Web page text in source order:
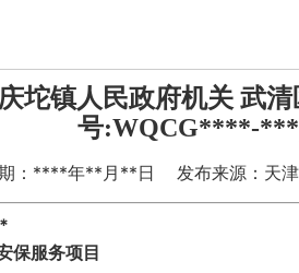
坨镇人民政府机关 武
号:WQCG****-
：****年**月**日 发布来源：天津
保服务项目